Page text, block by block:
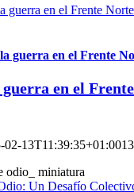
guerra en el Frente
guerra en el Frente
en el
02-13T11:39:35+01:00
Un Desafío